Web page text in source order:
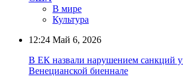
В мире
Культура
12:24 Май 6, 2026
В ЕК назвали нарушением санкций
Венецианской биеннале